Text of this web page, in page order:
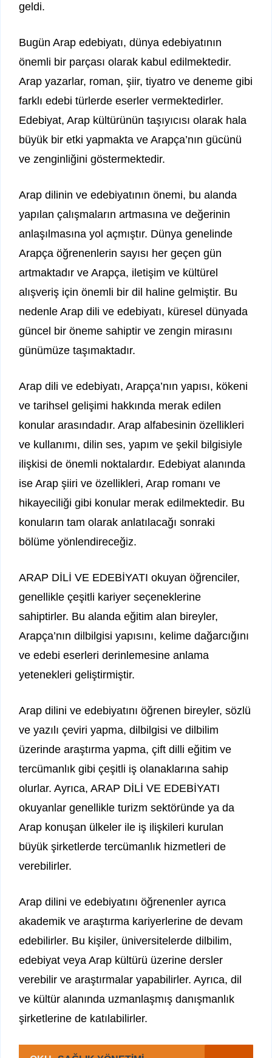
geldi.
Bugün Arap edebiyatı, dünya edebiyatının
önemli bir parçası olarak kabul edilmektedir.
Arap yazarlar, roman, şiir, tiyatro ve deneme gibi
farklı edebi türlerde eserler vermektedirler.
Edebiyat, Arap kültürünün taşıyıcısı olarak hala
büyük bir etki yapmakta ve Arapça’nın gücünü
ve zenginliğini göstermektedir.
Arap dilinin ve edebiyatının önemi, bu alanda
yapılan çalışmaların artmasına ve değerinin
anlaşılmasına yol açmıştır. Dünya genelinde
Arapça öğrenenlerin sayısı her geçen gün
artmaktadır ve Arapça, iletişim ve kültürel
alışveriş için önemli bir dil haline gelmiştir. Bu
nedenle Arap dili ve edebiyatı, küresel dünyada
güncel bir öneme sahiptir ve zengin mirasını
günümüze taşımaktadır.
Arap dili ve edebiyatı, Arapça’nın yapısı, kökeni
ve tarihsel gelişimi hakkında merak edilen
konular arasındadır. Arap alfabesinin özellikleri
ve kullanımı, dilin ses, yapım ve şekil bilgisiyle
ilişkisi de önemli noktalardır. Edebiyat alanında
ise Arap şiiri ve özellikleri, Arap romanı ve
hikayeciliği gibi konular merak edilmektedir. Bu
konuların tam olarak anlatılacağı sonraki
bölüme yönlendireceğiz.
ARAP DİLİ VE EDEBİYATI okuyan öğrenciler,
genellikle çeşitli kariyer seçeneklerine
sahiptirler. Bu alanda eğitim alan bireyler,
Arapça’nın dilbilgisi yapısını, kelime dağarcığını
ve edebi eserleri derinlemesine anlama
yetenekleri geliştirmiştir.
Arap dilini ve edebiyatını öğrenen bireyler, sözlü
ve yazılı çeviri yapma, dilbilgisi ve dilbilim
üzerinde araştırma yapma, çift dilli eğitim ve
tercümanlık gibi çeşitli iş olanaklarına sahip
olurlar. Ayrıca, ARAP DİLİ VE EDEBİYATI
okuyanlar genellikle turizm sektöründe ya da
Arap konuşan ülkeler ile iş ilişkileri kurulan
büyük şirketlerde tercümanlık hizmetleri de
verebilirler.
Arap dilini ve edebiyatını öğrenenler ayrıca
akademik ve araştırma kariyerlerine de devam
edebilirler. Bu kişiler, üniversitelerde dilbilim,
edebiyat veya Arap kültürü üzerine dersler
verebilir ve araştırmalar yapabilirler. Ayrıca, dil
ve kültür alanında uzmanlaşmış danışmanlık
şirketlerine de katılabilirler.